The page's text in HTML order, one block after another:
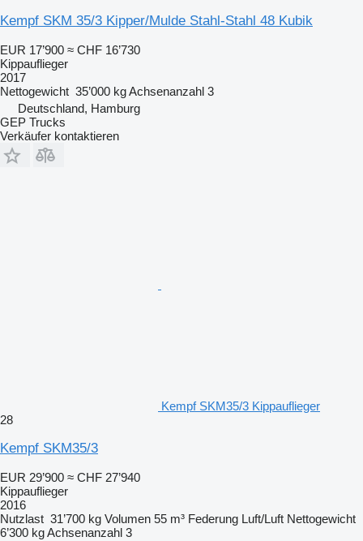
Kempf SKM 35/3 Kipper/Mulde Stahl-Stahl 48 Kubik
EUR 17’900 ≈ CHF 16’730
Kippauflieger
2017
Nettogewicht 35’000 kgAchsenanzahl 3
Deutschland, Hamburg
GEP Trucks
Verkäufer kontaktieren
Kempf SKM35/3 Kippauflieger
28
Kempf SKM35/3
EUR 29’900 ≈ CHF 27’940
Kippauflieger
2016
Nutzlast 31’700 kg Volumen 55 m³ Federung Luft/Luft Nettogewicht
6’300 kgAchsenanzahl 3